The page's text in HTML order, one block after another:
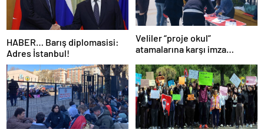
HABER… Barış diplomasisi:
Adres İstanbul!
Veliler “proje okul”
atamalarına karşı imza